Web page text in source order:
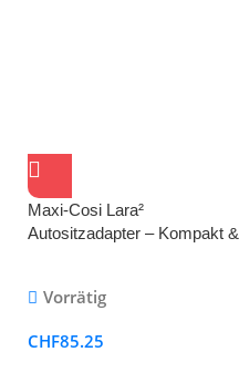
Maxi-Cosi Lara²
Autositzadapter – Kompakt &
Vorrätig
CHF85.25